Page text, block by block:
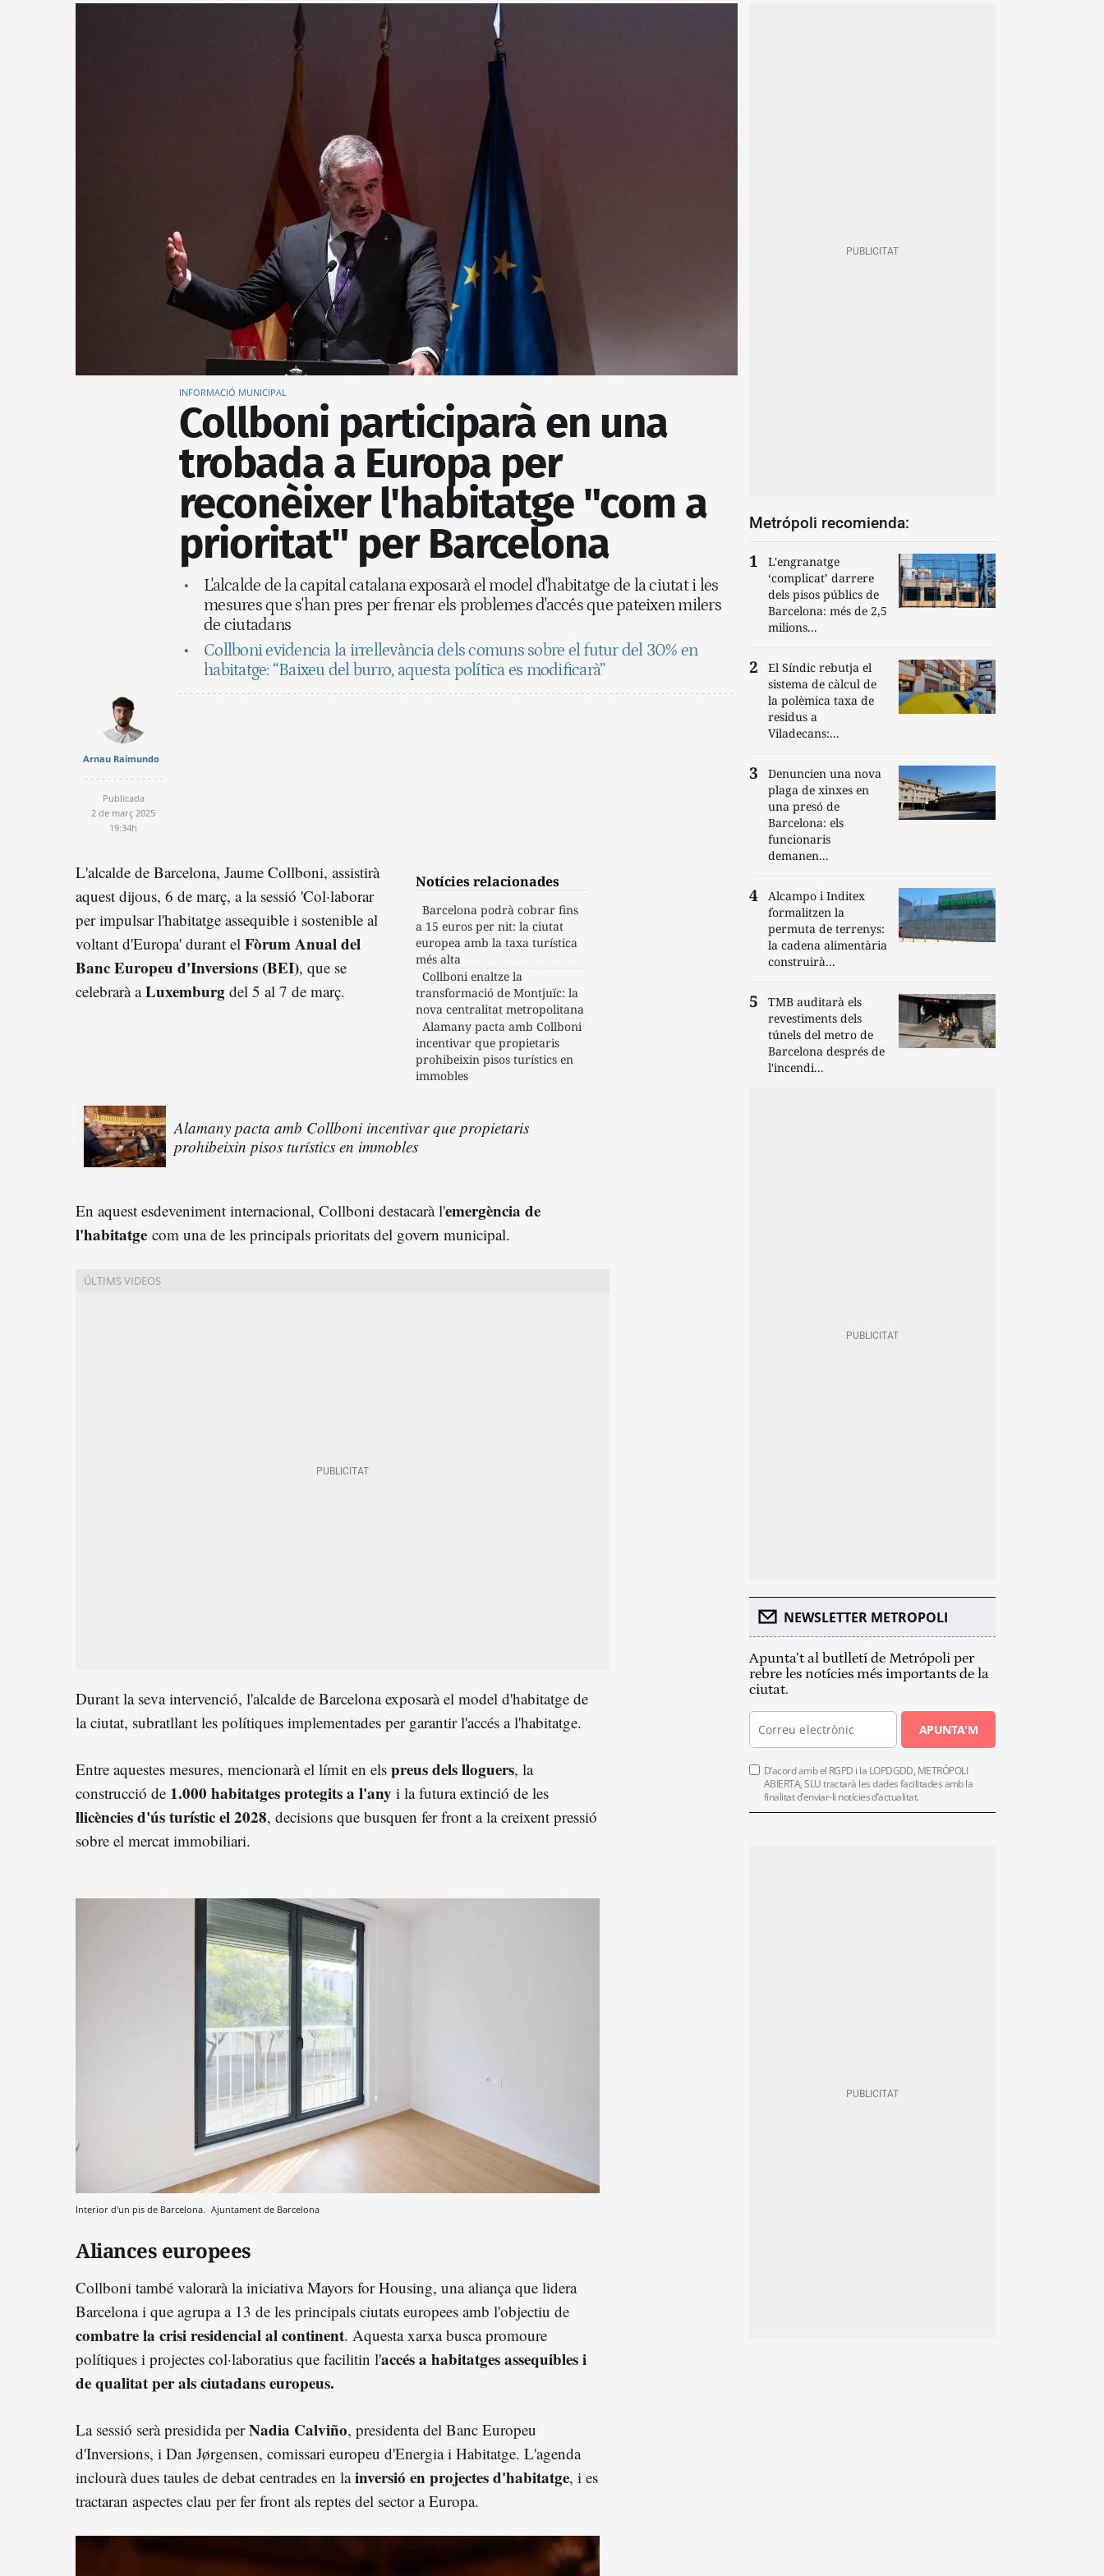
INFORMACIÓ MUNICIPAL
Collboni participarà en una
trobada a Europa per
reconèixer l'habitatge "com a
prioritat" per Barcelona
L'alcalde de la capital catalana exposarà el model d'habitatge de la ciutat i les
mesures que s'han pres per frenar els problemes d'accés que pateixen milers
de ciutadans
Collboni evidencia la irrellevància dels comuns sobre el futur del 30% en
habitatge: “Baixeu del burro, aquesta política es modificarà”
Arnau Raimundo
Publicada
2 de març 2025
19:34h
Notícies relacionades
Barcelona podrà cobrar fins
a 15 euros per nit: la ciutat
europea amb la taxa turística
més alta
Collboni enaltze la
transformació de Montjuïc: la
nova centralitat metropolitana
Alamany pacta amb Collboni
incentivar que propietaris
prohibeixin pisos turístics en
immobles
L'alcalde de Barcelona, Jaume Collboni, assistirà
aquest dijous, 6 de març, a la sessió 'Col·laborar
per impulsar l'habitatge assequible i sostenible al
voltant d'Europa' durant el Fòrum Anual del
Banc Europeu d'Inversions (BEI), que se
celebrarà aLuxemburg del 5 al 7 de març.
Alamany pacta amb Collboni incentivar que propietaris
prohibeixin pisos turístics en immobles
En aquest esdeveniment internacional, Collboni destacarà l'emergència de
l'habitatge com una de les principals prioritats del govern municipal.
Durant la seva intervenció, l'alcalde de Barcelona exposarà el model d'habitatge de
la ciutat, subratllant les polítiques implementades per garantir l'accés a l'habitatge.
Entre aquestes mesures, mencionarà el límit en els preus dels lloguers, la
construcció de 1.000 habitatges protegits a l'any i la futura extinció de les
llicències d'ús turístic el 2028, decisions que busquen fer front a la creixent pressió
sobre el mercat immobiliari.
Interior d'un pis de Barcelona. Ajuntament de Barcelona
Aliances europees
Collboni també valorarà la iniciativa Mayors for Housing, una aliança que lidera
Barcelona i que agrupa a 13 de les principals ciutats europees amb l'objectiu de
combatre la crisi residencial al continent. Aquesta xarxa busca promoure
polítiques i projectes col·laboratius que facilitin l'accés a habitatges assequibles i
de qualitat per als ciutadans europeus.
La sessió serà presidida perNadia Calviño, presidenta del Banc Europeu
d'Inversions, i Dan Jørgensen, comissari europeu d'Energia i Habitatge. L'agenda
inclourà dues taules de debat centrades en lainversió en projectes d'habitatge, i es
tractaran aspectes clau per fer front als reptes del sector a Europa.
Metrópoli recomienda:
L'engranatge
‘complicat’ darrere
dels pisos públics de
Barcelona: més de 2,5
milions...
El Síndic rebutja el
sistema de càlcul de
la polèmica taxa de
residus a
Viladecans:...
Denuncien una nova
plaga de xinxes en
una presó de
Barcelona: els
funcionaris
demanen...
Alcampo i Inditex
formalitzen la
permuta de terrenys:
la cadena alimentària
construirà...
TMB auditarà els
revestiments dels
túnels del metro de
Barcelona després de
l'incendi...
NEWSLETTER METROPOLI
Apunta’t al butlletí de Metrópoli per
rebre les notícies més importants de la
ciutat.
APUNTA'M
D’acord amb el RGPD i la LOPDGDD, METRÓPOLI
ABIERTA, SLU tractarà les dades facilitades amb la
finalitat d’enviar-li notícies d’actualitat.